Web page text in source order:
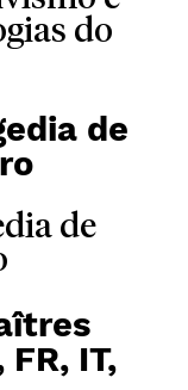
do
de
de
IT,